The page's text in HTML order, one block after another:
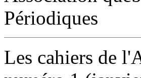
Périodiques
Les cahiers de